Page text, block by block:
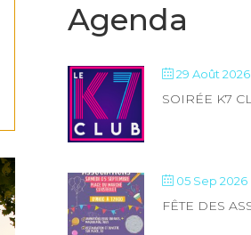
Agenda
29 Août 2026
SOIRÉE K7
05 Sep 2026
FÊTE DES